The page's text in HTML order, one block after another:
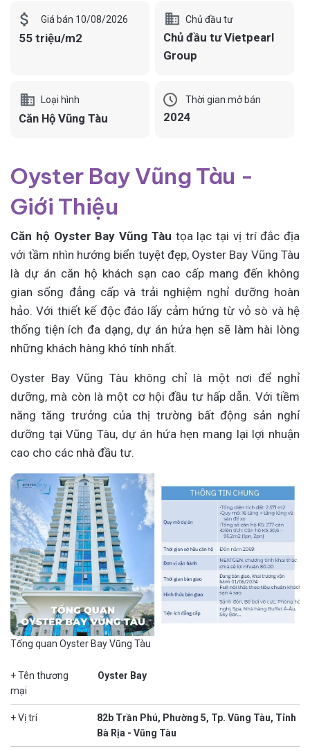
Giá bán 10/08/2026
55 triệu/m2
Chủ đầu tư
Chủ đầu tư Vietpearl
Group
Loại hình
Căn Hộ Vũng Tàu
Thời gian mở bán
2024
Oyster Bay Vũng Tàu -
Giới Thiệu
Căn hộ Oyster Bay Vũng Tàu tọa lạc tại vị trí đắc địa
với tầm nhìn hướng biển tuyệt đẹp, Oyster Bay Vũng Tàu
là dự án căn hộ khách sạn cao cấp mang đến không
gian sống đẳng cấp và trải nghiệm nghỉ dưỡng hoàn
hảo. Với thiết kế độc đáo lấy cảm hứng từ vỏ sò và hệ
thống tiện ích đa dạng, dự án hứa hẹn sẽ làm hài lòng
những khách hàng khó tính nhất.
Oyster Bay Vũng Tàu không chỉ là một nơi để nghỉ
dưỡng, mà còn là một cơ hội đầu tư hấp dẫn. Với tiềm
năng tăng trưởng của thị trường bất động sản nghỉ
dưỡng tại Vũng Tàu, dự án hứa hẹn mang lại lợi nhuận
cao cho các nhà đầu tư.
Tổng quan Oyster Bay Vũng Tàu
+ Tên thương
mại
Oyster Bay
+ Vị trí
82b Trần Phú, Phường 5, Tp. Vũng Tàu, Tỉnh
Bà Rịa - Vũng Tàu